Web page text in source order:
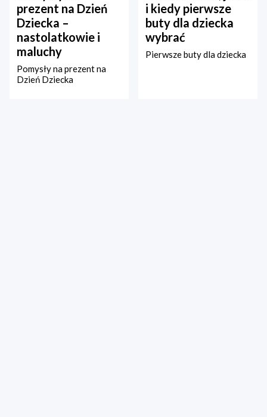
prezent na Dzień
Dziecka –
nastolatkowie i
maluchy
Pomysły na prezent na
Dzień Dziecka
i kiedy pierwsze
buty dla dziecka
wybrać
Pierwsze buty dla dziecka